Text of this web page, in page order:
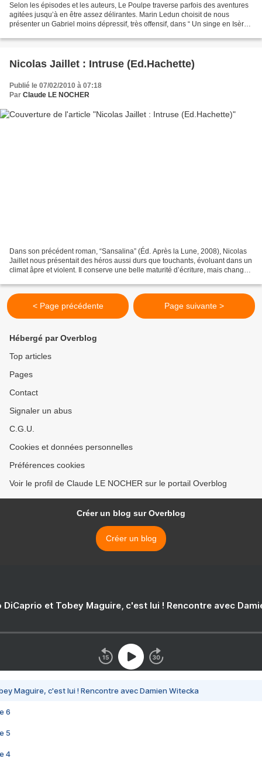
Selon les épisodes et les auteurs, Le Poulpe traverse parfois des aventures
agitées jusqu’à en être assez délirantes. Marin Ledun choisit de nous
présenter un Gabriel moins dépressif, très offensif, dans “ Un singe en Isère ”
Nicolas Jaillet : Intruse (Ed.Hachette)
Publié le 07/02/2010 à 07:18
Par Claude LE NOCHER
Dans son précédent roman, “Sansalina” (Éd. Après la Lune, 2008), Nicolas
Jaillet nous présentait des héros aussi durs que touchants, évoluant dans un
climat âpre et violent. Il conserve une belle maturité d’écriture, mais change
< Page précédente Page suivante >
Hébergé par Overblog
Top articles
Pages
Contact
Signaler un abus
C.G.U.
Cookies et données personnelles
Préférences cookies
Voir le profil de Claude LE NOCHER sur le portail Overblog
Créer un blog sur Overblog
Créer un blog
DiCaprio et Tobey Maguire, c'est lui ! Rencontre avec
Maguire, c'est lui ! Rencontre avec Damien Witecka
6
5
4